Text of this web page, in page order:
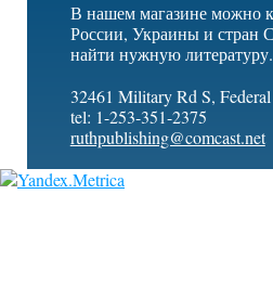
В нашем магазине можно
России, Украины и стран
найти нужную литературу.
32461 Military Rd S,
tel: 1-253-351-2375
ruthpublishing@comcast.net